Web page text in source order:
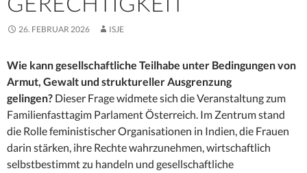
26. FEBRUAR 2026 ISJE
Wie kann gesellschaftliche Teilhabe unter Bedingungen von
Armut, Gewalt und struktureller Ausgrenzung
gelingen? Dieser Frage widmete sich die Veranstaltung zum
Familienfasttagim Parlament Österreich. Im Zentrum stand
die Rolle feministischer Organisationen in Indien, die Frauen
darin stärken, ihre Rechte wahrzunehmen, wirtschaftlich
selbstbestimmt zu handeln und gesellschaftliche